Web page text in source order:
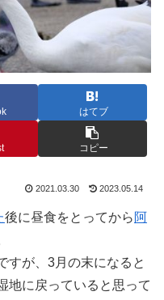
はてブ
コピー
2021.03.30 2023.05.14
後に昼食をとってから 阿
すが、3月の末になると
地に戻っていると思って